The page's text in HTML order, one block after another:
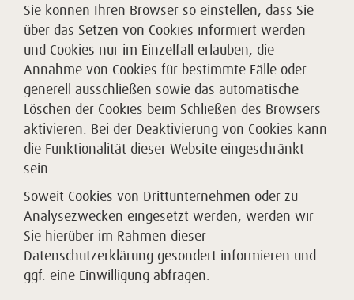
Sie können Ihren Browser so einstellen, dass Sie
über das Setzen von Cookies informiert werden
und Cookies nur im Einzelfall erlauben, die
Annahme von Cookies für bestimmte Fälle oder
generell ausschließen sowie das automatische
Löschen der Cookies beim Schließen des Browsers
aktivieren. Bei der Deaktivierung von Cookies kann
die Funktionalität dieser Website eingeschränkt
sein.
Soweit Cookies von Drittunternehmen oder zu
Analysezwecken eingesetzt werden, werden wir
Sie hierüber im Rahmen dieser
Datenschutzerklärung gesondert informieren und
ggf. eine Einwilligung abfragen.